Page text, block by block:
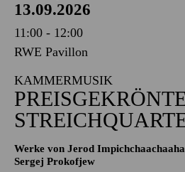
13.09.2026
11:00 - 12:00
RWE Pavillon
KAMMERMUSIK
Werke von Jerod
Sergej Prokofjew